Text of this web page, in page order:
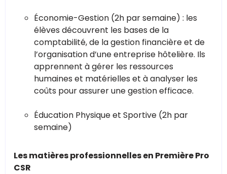
Économie-Gestion (2h par semaine) : les
élèves découvrent les bases de la
comptabilité, de la gestion financière et de
l’organisation d’une entreprise hôtelière. Ils
apprennent à gérer les ressources
humaines et matérielles et à analyser les
coûts pour assurer une gestion efficace.
Éducation Physique et Sportive (2h par
semaine)
Les matières professionnelles en Première Pro
CSR